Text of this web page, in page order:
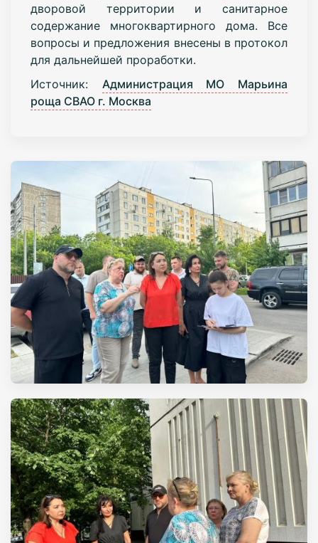
дворовой территории и санитарное
содержание многоквартирного дома. Все
вопросы и предложения внесены в протокол
для дальнейшей проработки.
Источник: Администрация МО Марьина
роща СВАО г. Москва